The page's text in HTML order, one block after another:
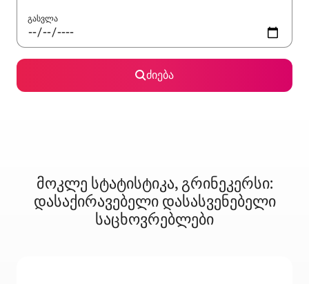
გასვლა
ძიება
მოკლე სტატისტიკა, გრინეკერსი:
დასაქირავებელი დასასვენებელი
საცხოვრებლები